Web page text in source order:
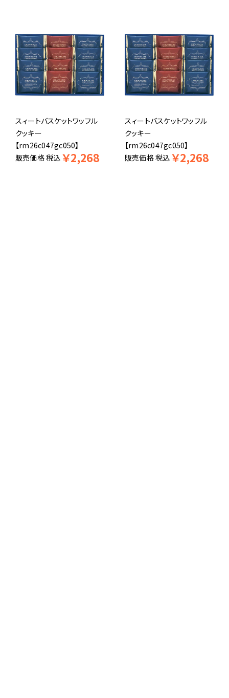
スィートバスケットワッフル
クッキー
【rm26c047gc050】
販売価格税込 ￥2,268
スィートバスケットワッフル
クッキー
【rm26c047gc050】
販売価格税込 ￥2,268